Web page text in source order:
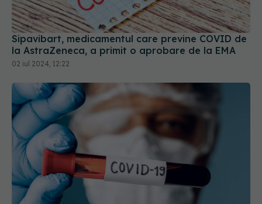
Sipavibart, medicamentul care previne COVID de
la AstraZeneca, a primit o aprobare de la EMA
02 iul 2024, 12:22